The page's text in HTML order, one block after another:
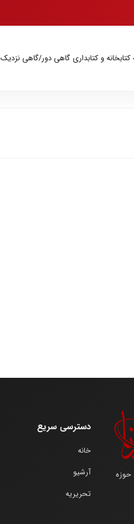
کتابخانه و کتابداری گاهی دور/گاهی نزدیک
حوزه
دسترسی سریع
خانه
آرشیو
تحریریه